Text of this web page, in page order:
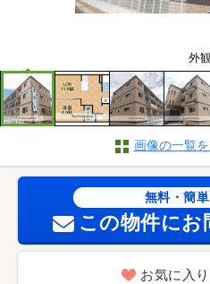
外
画像の一覧を
無料・簡単
この物件にお
お気に入